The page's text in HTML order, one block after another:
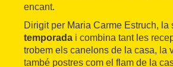
encant.
Dirigit per Maria Carme Estruch,
temporada i combina tant les
trobem els canelons de la casa, la
també postres com el flam de la